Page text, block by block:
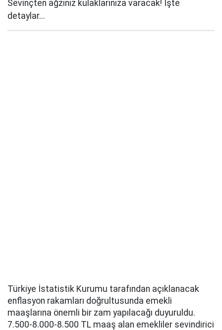
Sevinçten ağzınız kulaklarınıza varacak! İşte
detaylar...
Türkiye İstatistik Kurumu tarafından açıklanacak
enflasyon rakamları doğrultusunda emekli
maaşlarına önemli bir zam yapılacağı duyuruldu.
7.500-8.000-8.500 TL maaş alan emekliler sevindirici